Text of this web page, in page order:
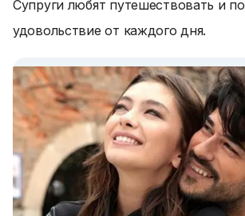
Супруги любят путешествовать и
удовольствие от каждого дня.